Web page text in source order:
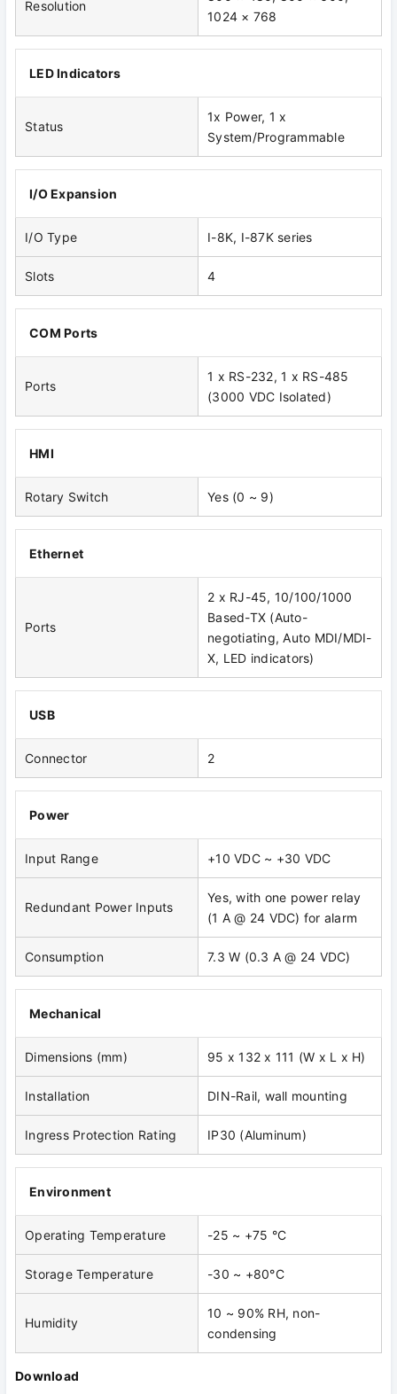
Resolution
1024 × 768
LED Indicators
Status
1x Power, 1 x
System/Programmable
I/O Expansion
I/O Type I-8K, I-87K series
Slots 4
COM Ports
Ports
1 x RS-232, 1 x RS-485
(3000 VDC Isolated)
HMI
Rotary Switch Yes (0 ~ 9)
Ethernet
Ports
2 x RJ-45, 10/100/1000
Based-TX (Auto-
negotiating, Auto MDI/MDI-
X, LED indicators)
USB
Connector 2
Power
Input Range +10 VDC ~ +30 VDC
Redundant Power Inputs
Yes, with one power relay
(1 A @ 24 VDC) for alarm
Consumption 7.3 W (0.3 A @ 24 VDC)
Mechanical
Dimensions (mm) 95 x 132 x 111 (W x L x H)
Installation DIN-Rail, wall mounting
Ingress Protection Rating IP30 (Aluminum)
Environment
Operating Temperature -25 ~ +75 °C
Storage Temperature -30 ~ +80°C
Humidity
10 ~ 90% RH, non-
condensing
Download